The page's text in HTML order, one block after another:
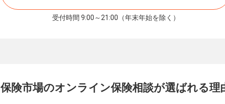
受付時間 9:00～21:00（年末年始を除く）
保険市場のオンライン保険相談が選ばれる理